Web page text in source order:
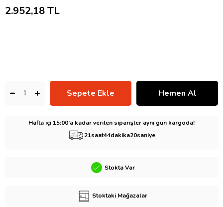
2.952,18 TL
Hafta içi 15:00’a kadar verilen siparişler aynı gün kargoda!
21saat44dakika19saniye
Stokta Var
Stoktaki Mağazalar